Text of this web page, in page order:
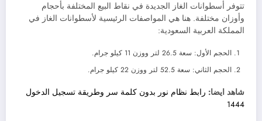
تتوفر أسطوانات الغاز الجديدة في نقاط البيع المختلفة بأحجام
وأوزان مختلفة. هنا هي المواصفات الرئيسية لأسطوانات الغاز في
المملكة العربية السعودية:
الحجم الأول: سعة 26.5 لتر ووزن 11 كيلو جرام.
الحجم الثاني: سعة 52.5 لتر ووزن 22 كيلو جرام.
شاهد ايضا: رابط نظام نور بدون كلمة سر وطريقة تسجيل الدخول
1444